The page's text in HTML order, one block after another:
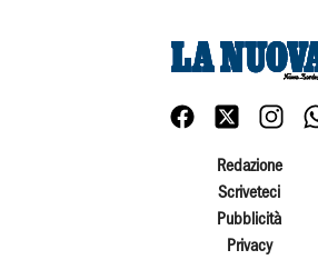
Redazione
Scriveteci
Pubblicità
Privacy